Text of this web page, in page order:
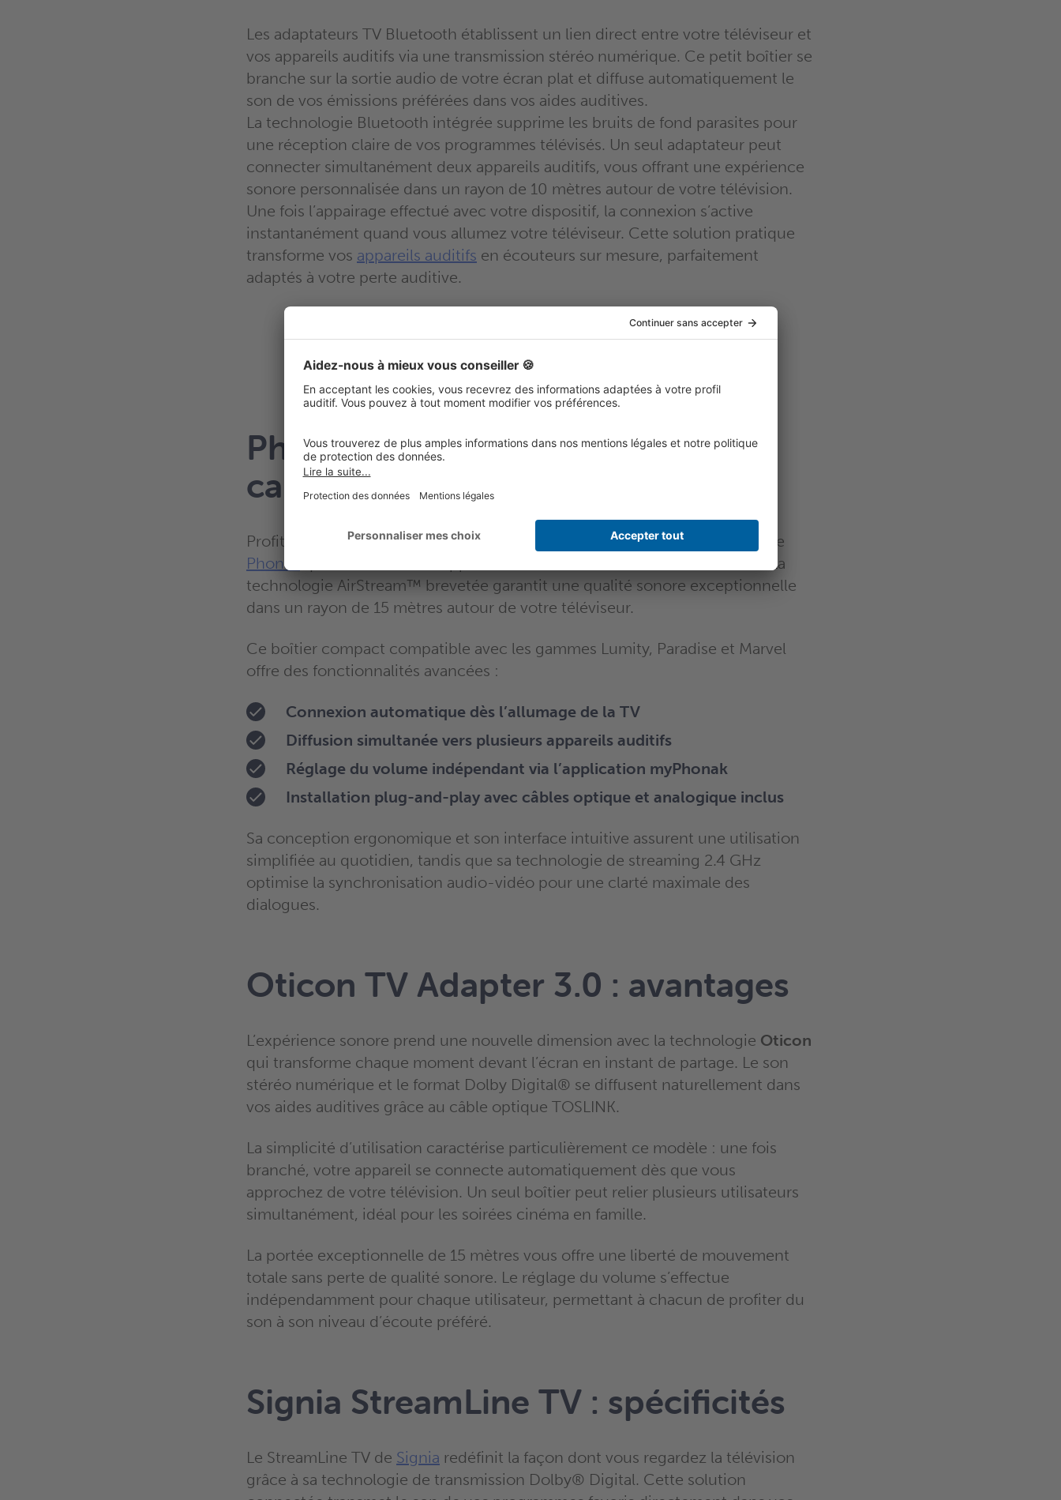
Les adaptateurs TV Bluetooth établissent un lien direct entre votre téléviseur et
vos appareils auditifs via une transmission stéréo numérique. Ce petit boîtier se
branche sur la sortie audio de votre écran plat et diffuse automatiquement le
son de vos émissions préférées dans vos aides auditives.
La technologie Bluetooth intégrée supprime les bruits de fond parasites pour
une réception claire de vos programmes télévisés. Un seul adaptateur peut
connecter simultanément deux appareils auditifs, vous offrant une expérience
sonore personnalisée dans un rayon de 10 mètres autour de votre télévision.
Une fois l’appairage effectué avec votre dispositif, la connexion s’active
instantanément quand vous allumez votre téléviseur. Cette solution pratique
transforme vos appareils auditifs en écouteurs sur mesure, parfaitement
adaptés à votre perte auditive.
Découvrez les aides auditives Bluetooth
compatibles
Phonak TV Connector :
caractéristiques
Profitez d’une expérience télévisuelle immersive grâce au TV Connector de
Phonak
qui transforme vos appareils auditifs en écouteurs haute-fidélité. La
technologie AirStream™ brevetée garantit une qualité sonore exceptionnelle
dans un rayon de 15 mètres autour de votre téléviseur.
Ce boîtier compact compatible avec les gammes Lumity, Paradise et Marvel
offre des fonctionnalités avancées :
Connexion automatique dès l’allumage de la TV
Diffusion simultanée vers plusieurs appareils auditifs
Réglage du volume indépendant via l’application myPhonak
Installation plug-and-play avec câbles optique et analogique inclus
Sa conception ergonomique et son interface intuitive assurent une utilisation
simplifiée au quotidien, tandis que sa technologie de streaming 2.4 GHz
optimise la synchronisation audio-vidéo pour une clarté maximale des
dialogues.
Oticon TV Adapter 3.0 : avantages
L’expérience sonore prend une nouvelle dimension avec la technologie Oticon
qui transforme chaque moment devant l’écran en instant de partage. Le son
stéréo numérique et le format Dolby Digital® se diffusent naturellement dans
vos aides auditives grâce au câble optique TOSLINK.
La simplicité d’utilisation caractérise particulièrement ce modèle : une fois
branché, votre appareil se connecte automatiquement dès que vous
approchez de votre télévision. Un seul boîtier peut relier plusieurs utilisateurs
simultanément, idéal pour les soirées cinéma en famille.
La portée exceptionnelle de 15 mètres vous offre une liberté de mouvement
totale sans perte de qualité sonore. Le réglage du volume s’effectue
indépendamment pour chaque utilisateur, permettant à chacun de profiter du
son à son niveau d’écoute préféré.
Signia StreamLine TV : spécificités
Le StreamLine TV de Signia redéfinit la façon dont vous regardez la télévision
grâce à sa technologie de transmission Dolby® Digital. Cette solution